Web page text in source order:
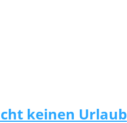
keinen Urlaub